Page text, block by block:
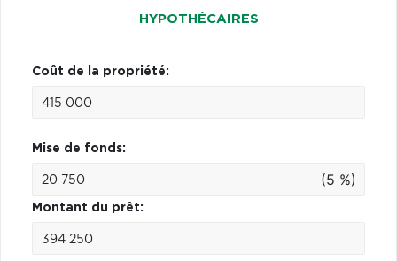
HYPOTHÉCAIRES
Coût de la propriété:
Mise de fonds:
(5 %)
Montant du prêt: